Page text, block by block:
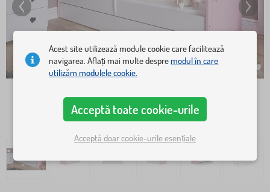
Acest site utilizează module cookie care facilitează
navigarea. Aflați mai multe despremodul în care
utilizăm modulele cookie.
Acceptă toate cookie-urile
Acceptă doar cookie-urile esențiale